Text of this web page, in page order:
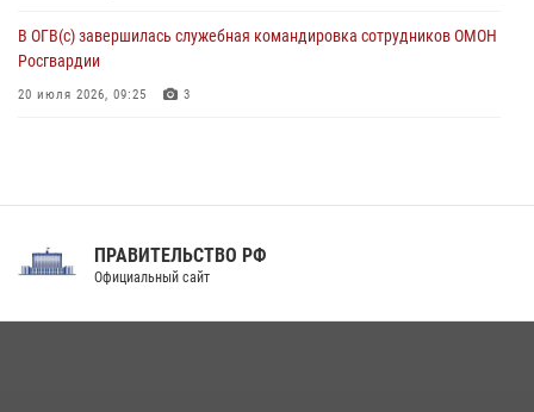
В ОГВ(с) завершилась служебная командировка сотрудников ОМОН
Росгвардии
20 июля 2026, 09:25 3
Праздник «Один день с Росгвардией» к 105-летию Центрального
ПРАВИТЕЛЬСТВО РФ
Официальный сайт